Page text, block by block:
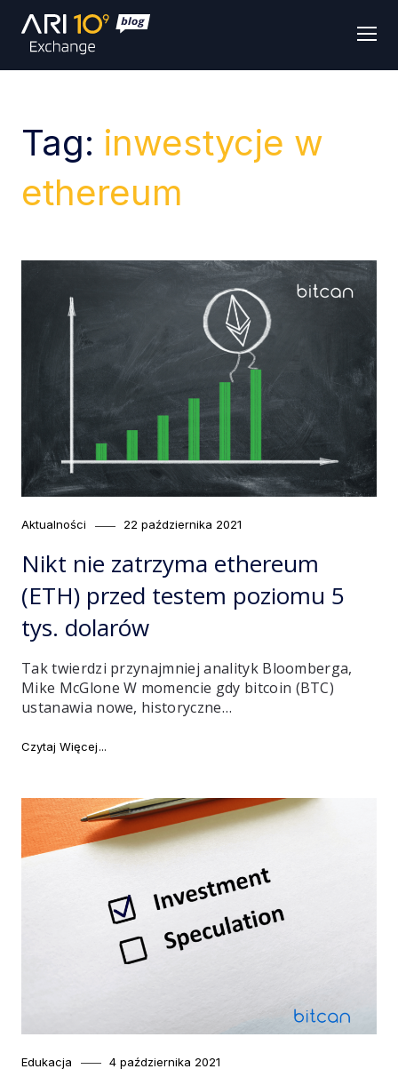
Tag: inwestycje w
ethereum
Category
Aktualności
Posted
22 października 2021
Nikt nie zatrzyma ethereum
(ETH) przed testem poziomu 5
tys. dolarów
Tak twierdzi przynajmniej analityk Bloomberga,
Mike McGlone W momencie gdy bitcoin (BTC)
ustanawia nowe, historyczne…
Czytaj Więcej
Category
Edukacja
Posted
4 października 2021